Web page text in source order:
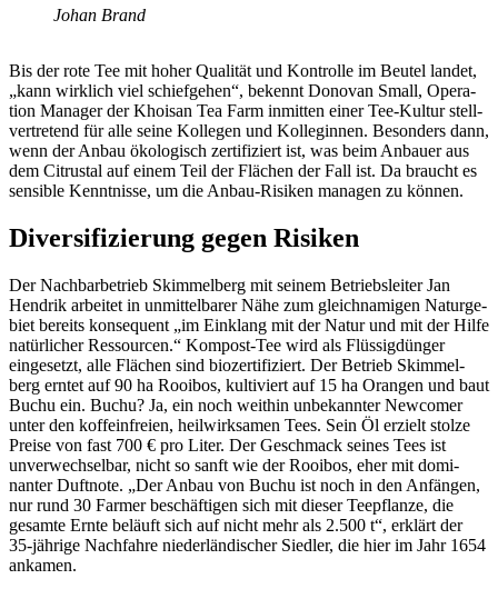
Johan Brand
Bis der rote Tee mit hoher Qualität und Kontrolle im Beutel landet,
„kann wirk­lich viel schief­gehen“, bekennt Donovan Small, Opera­
tion Manager der Khoisan Tea Farm inmitten einer Tee-Kultur stell­
ver­tre­tend für alle seine Kollegen und Kolle­ginnen. Beson­ders dann,
wenn der Anbau ökolo­gisch zerti­fi­ziert ist, was beim Anbauer aus
dem Citrustal auf einem Teil der Flächen der Fall ist. Da braucht es
sensible Kennt­nisse, um die Anbau-Risiken managen zu können.
Diver­si­fi­zie­rung gegen Risiken
Der Nach­bar­be­trieb Skim­mel­berg mit seinem Betriebs­leiter Jan
Hendrik arbeitet in unmit­tel­barer Nähe zum gleich­na­migen Natur­ge­
biet bereits konse­quent „im Einklang mit der Natur und mit der Hilfe
natür­li­cher Ressourcen.“ Kompost-Tee wird als Flüs­sig­dünger
einge­setzt, alle Flächen sind biozer­ti­fi­ziert. Der Betrieb Skim­mel­
berg erntet auf 90 ha Rooibos, kulti­viert auf 15 ha Orangen und baut
Buchu ein. Buchu? Ja, ein noch weithin unbe­kannter Newcomer
unter den koffe­in­freien, heil­wirk­samen Tees. Sein Öl erzielt stolze
Preise von fast 700 € pro Liter. Der Geschmack seines Tees ist
unver­wech­selbar, nicht so sanft wie der Rooibos, eher mit domi­
nanter Duft­note. „Der Anbau von Buchu ist noch in den Anfängen,
nur rund 30 Farmer beschäf­tigen sich mit dieser Teepflanze, die
gesamte Ernte beläuft sich auf nicht mehr als 2.500 t“, erklärt der
35-jährige Nach­fahre nieder­län­di­scher Siedler, die hier im Jahr 1654
ankamen.